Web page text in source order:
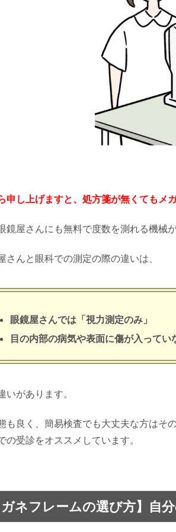
屋さんに行く前に「処方箋
申し上げますと、処方箋が無くてもメ
鏡屋さんにも無料で度数を測れる機械
さんと眼科での測定の際の違いは、
目の内部の病気や表面に傷が入って